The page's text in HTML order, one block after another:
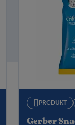
PRODUKT
Gerber